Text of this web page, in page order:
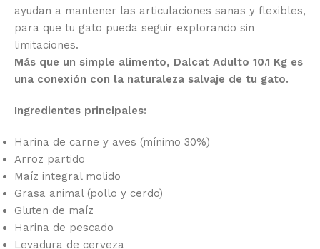
ayudan a mantener las articulaciones sanas y flexibles,
para que tu gato pueda seguir explorando sin
limitaciones.
Más que un simple alimento, Dalcat Adulto 10.1 Kg es
una conexión con la naturaleza salvaje de tu gato.
Ingredientes principales:
Harina de carne y aves (mínimo 30%)
Arroz partido
Maíz integral molido
Grasa animal (pollo y cerdo)
Gluten de maíz
Harina de pescado
Levadura de cerveza